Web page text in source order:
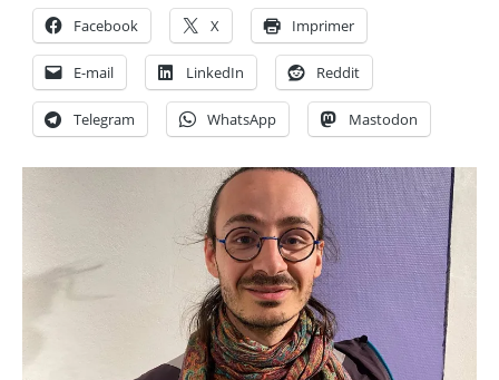
a
e
Facebook X Imprimer
E-mail LinkedIn Reddit
Telegram WhatsApp Mastodon